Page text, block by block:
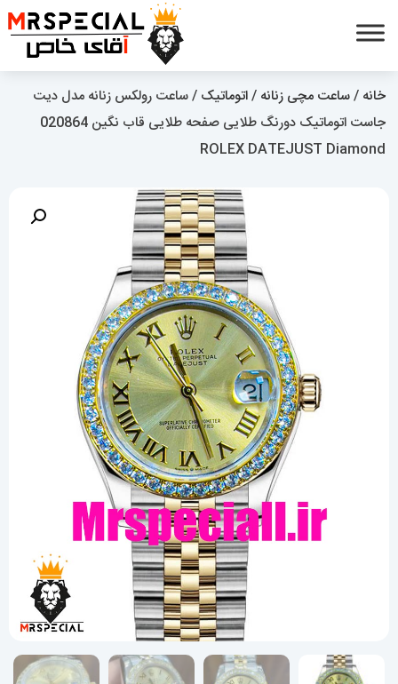
خانه /ساعت مچی زنانه /اتوماتیک / ساعت رولکس زنانه مدل دیت
جاست اتوماتیک دورنگ طلایی صفحه طلایی قاب نگین 020864
ROLEX DATEJUST Diamond